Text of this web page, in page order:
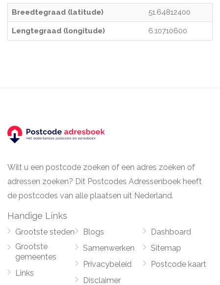
Breedtegraad (latitude) 51.64812400
Lengtegraad (longitude) 6.10710600
Wilt u een postcode zoeken of een adres zoeken of
adressen zoeken? Dit Postcodes Adressenboek heeft
de postcodes van alle plaatsen uit Nederland.
Handige Links
Grootste steden
Grootste
gemeentes
Links
Blogs
Samenwerken
Privacybeleid
Disclaimer
Dashboard
Sitemap
Postcode kaart